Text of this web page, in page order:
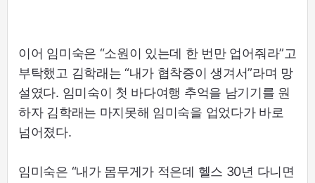
이어 임미숙은 “소원이 있는데 한 번만 업어줘라”고
부탁했고 김학래는 “내가 협착증이 생겨서”라며 망
설였다. 임미숙이 첫 바다여행 추억을 남기기를 원
하자 김학래는 마지못해 임미숙을 업었다가 바로
넘어졌다.
임미숙은 “내가 몸무게가 적은데 헬스 30년 다니면